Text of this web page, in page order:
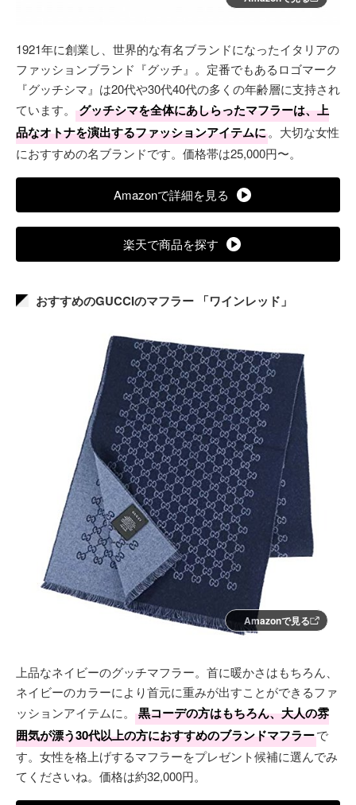
1921年に創業し、世界的な有名ブランドになったイタリアの
ファッションブランド『グッチ』。定番でもあるロゴマーク
『グッチシマ』は20代や30代40代の多くの年齢層に支持され
ています。
グッチシマを全体にあしらったマフラーは、上
品なオトナを演出するファッションアイテムに。大切な女性
におすすめの名ブランドです。価格帯は25,000円〜。
Amazonで詳細を見る
楽天で商品を探す
おすすめのGUCCIのマフラー 「ワインレッド」
Amazonで見る
上品なネイビーのグッチマフラー。首に暖かさはもちろん、
ネイビーのカラーにより首元に重みが出すことができるファ
ッションアイテムに。
黒コーデの方はもちろん、大人の雰
囲気が漂う30代以上の方におすすめのブランドマフラーで
す。女性を格上げするマフラーをプレゼント候補に選んでみ
てくださいね。価格は約32,000円。